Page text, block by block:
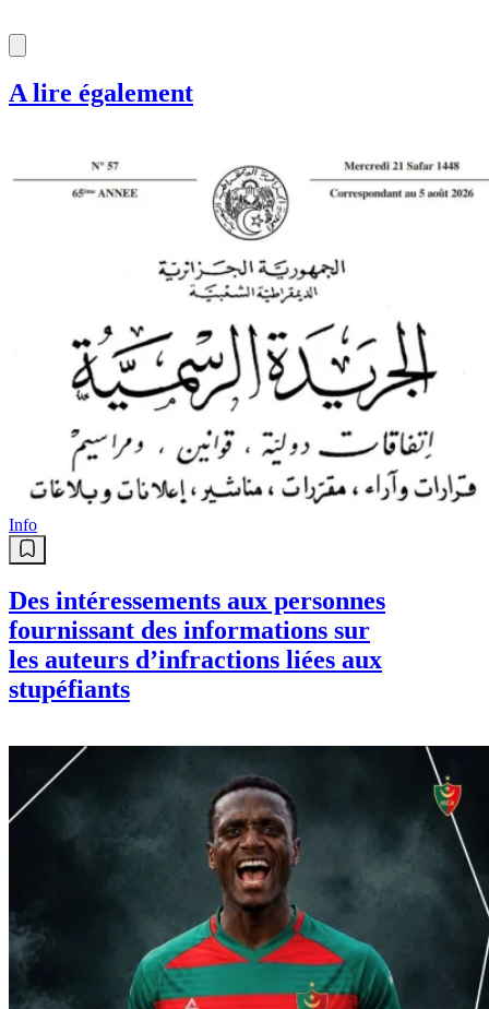
A lire également
Info
Des intéressements aux personnes
fournissant des informations sur
les auteurs d’infractions liées aux
stupéfiants